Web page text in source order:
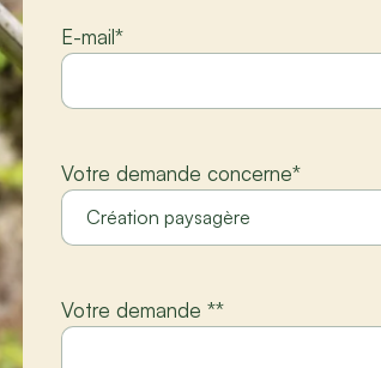
E-mail*
Votre demande concerne*
Votre demande **